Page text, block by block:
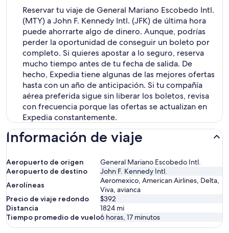
Reservar tu viaje de General Mariano Escobedo Intl.
(MTY) a John F. Kennedy Intl. (JFK) de última hora
puede ahorrarte algo de dinero. Aunque, podrías
perder la oportunidad de conseguir un boleto por
completo. Si quieres apostar a lo seguro, reserva
mucho tiempo antes de tu fecha de salida. De
hecho, Expedia tiene algunas de las mejores ofertas
hasta con un año de anticipación. Si tu compañía
aérea preferida sigue sin liberar los boletos, revisa
con frecuencia porque las ofertas se actualizan en
Expedia constantemente.
Información de viaje
Aeropuerto de origen
General Mariano Escobedo Intl.
Aeropuerto de destino
John F. Kennedy Intl.
Aerolíneas
Aeromexico, American Airlines, Delta,
Viva, avianca
Precio de viaje redondo
$392
Distancia
1824 mi
Tiempo promedio de vuelo6 horas, 17 minutos